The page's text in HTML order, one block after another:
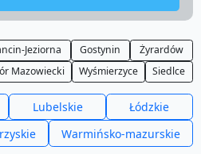
Jeziorna Gostynin
Żyrardów
Mazowiecki Wyśmierzyce Siedlce
Lubelskie
Łódzkie
Warmińsko-mazurskie